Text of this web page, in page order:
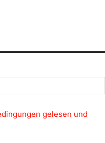
gelesen und